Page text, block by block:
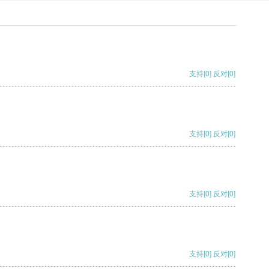
支持[0] 反对[0]
支持[0] 反对[0]
支持[0] 反对[0]
支持[0] 反对[0]